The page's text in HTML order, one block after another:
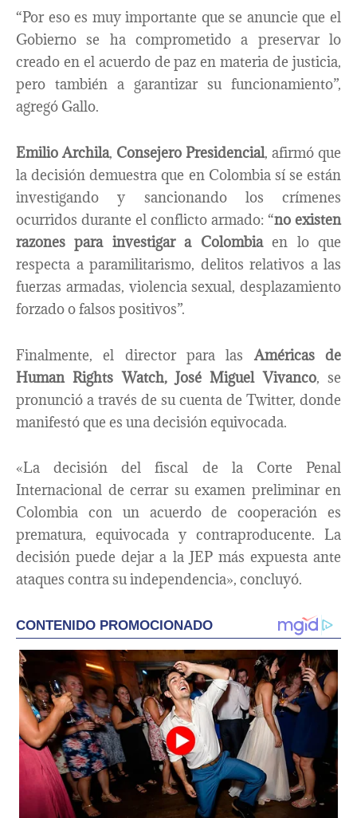
“Por eso es muy importante que se anuncie que el
Gobierno se ha comprometido a preservar lo
creado en el acuerdo de paz en materia de justicia,
pero también a garantizar su funcionamiento”,
agregó Gallo.
Emilio Archila, Consejero Presidencial, afirmó que
la decisión demuestra que en Colombia sí se están
investigando y sancionando los crímenes
ocurridos durante el conflicto armado: “no existen
razones para investigar a Colombiaen lo que
respecta a paramilitarismo, delitos relativos a las
fuerzas armadas, violencia sexual, desplazamiento
forzado o falsos positivos”.
Finalmente, el director para las Américas de
Human Rights Watch, José Miguel Vivanco, se
pronunció a través de su cuenta de Twitter, donde
manifestó que es una decisión equivocada.
«La decisión del fiscal de la Corte Penal
Internacional de cerrar su examen preliminar en
Colombia con un acuerdo de cooperación es
prematura, equivocada y contraproducente. La
decisión puede dejar a la JEP más expuesta ante
ataques contra su independencia», concluyó.